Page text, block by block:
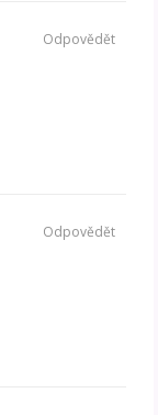
Odpovědět
Odpovědět